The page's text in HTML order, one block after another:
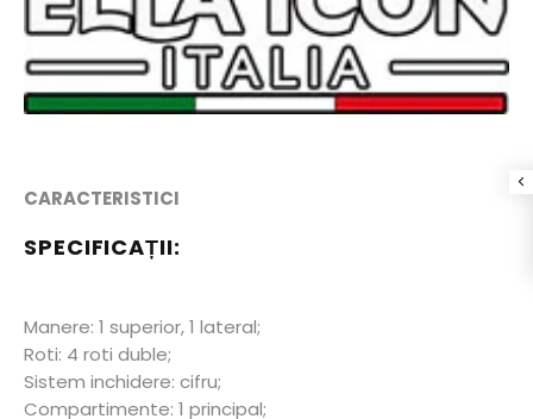
CARACTERISTICI
SPECIFICAȚII:
Manere: 1 superior, 1 lateral;
Roti: 4 roti duble;
Sistem inchidere: cifru;
Compartimente: 1 principal;